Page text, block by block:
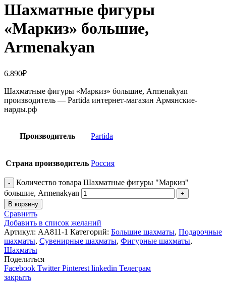
Шахматные фигуры
«Маркиз» большие,
Armenakyan
6.890₽
Шахматные фигуры «Маркиз» большие, Armenakyan
производитель — Partida интернет-магазин Армянские-
нарды.рф
Производитель Partida
Страна производитель Россия
Количество товара Шахматные фигуры "Маркиз"
большие, Armenakyan
В корзину
Сравнить
Добавить в список желаний
Артикул: AA811-1 Категорий: Большие шахматы, Подарочные
шахматы, Сувенирные шахматы, Фигурные шахматы,
Шахматы
Поделиться
Facebook Twitter Pinterest linkedin Телеграм
закрыть